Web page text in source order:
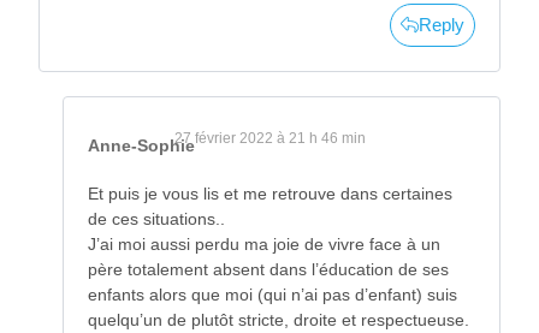
Reply
Anne-Sophie27 février 2022 à 21 h 46 min
Et puis je vous lis et me retrouve dans certaines
de ces situations..
J’ai moi aussi perdu ma joie de vivre face à un
père totalement absent dans l’éducation de ses
enfants alors que moi (qui n’ai pas d’enfant) suis
quelqu’un de plutôt stricte, droite et respectueuse.